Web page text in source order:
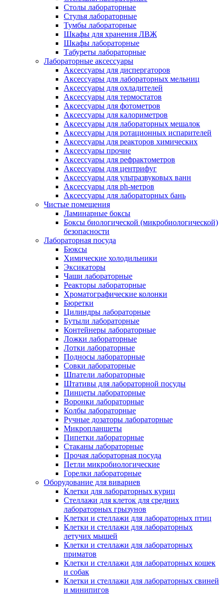
Столы лабораторные
Стулья лабораторные
Тумбы лабораторные
Шкафы для хранения ЛВЖ
Шкафы лабораторные
Табуреты лабораторные
Лабораторные аксессуары
Аксессуары для диспергаторов
Аксессуары для лабораторных мельниц
Аксессуары для охладителей
Аксессуары для термостатов
Аксессуары для фотометров
Аксессуары для калориметров
Аксессуары для лабораторных мешалок
Аксессуары для ротационных испарителей
Аксессуары для реакторов химических
Аксессуары прочие
Аксессуары для рефрактометров
Аксессуары для центрифуг
Аксессуары для ультразвуковых ванн
Аксессуары для ph-метров
Аксессуары для лабораторных бань
Чистые помещения
Ламинарные боксы
Боксы биологической (микробиологической)
безопасности
Лабораторная посуда
Бюксы
Химические холодильники
Эксикаторы
Чаши лабораторные
Реакторы лабораторные
Хроматографические колонки
Бюретки
Цилиндры лабораторные
Бутыли лабораторные
Контейнеры лабораторные
Ложки лабораторные
Лотки лабораторные
Подносы лабораторные
Совки лабораторные
Шпатели лабораторные
Штативы для лабораторной посуды
Пинцеты лабораторные
Воронки лабораторные
Колбы лабораторные
Ручные дозаторы лабораторные
Микропланшеты
Пипетки лабораторные
Стаканы лабораторные
Прочая лабораторная посуда
Петли микробиологические
Горелки лабораторные
Оборудование для вивариев
Клетки для лабораторных куриц
Стеллажи для клеток для средних
лабораторных грызунов
Клетки и стеллажи для лабораторных птиц
Клетки и стеллажи для лабораторных
летучих мышей
Клетки и стеллажи для лабораторных
приматов
Клетки и стеллажи для лабораторных кошек
и собак
Клетки и стеллажи для лабораторных свиней
и минипигов